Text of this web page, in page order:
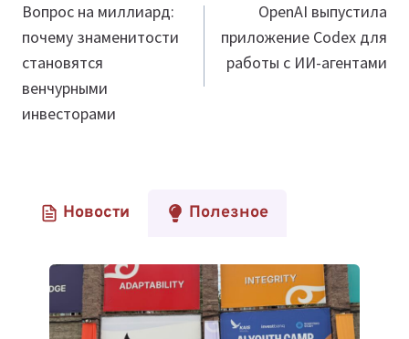
по
записям
Вопрос на миллиард:
почему знаменитости
становятся
венчурными
инвесторами
OpenAI выпустила
приложение Codex для
работы с ИИ-агентами
Новости Полезное